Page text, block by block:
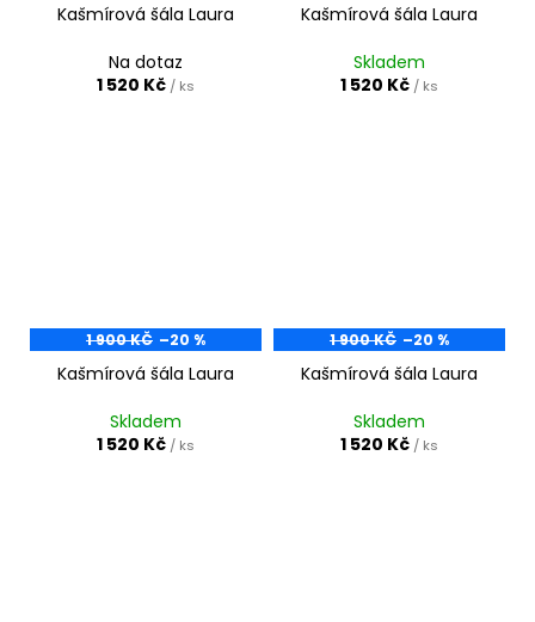
Kašmírová šála Laura
Na dotaz
1 520 Kč / ks
Kašmírová šála Laura
Skladem
1 520 Kč / ks
1 900 KČ –20 %
Kašmírová šála Laura
Skladem
1 520 Kč / ks
1 900 KČ –20 %
Kašmírová šála Laura
Skladem
1 520 Kč / ks